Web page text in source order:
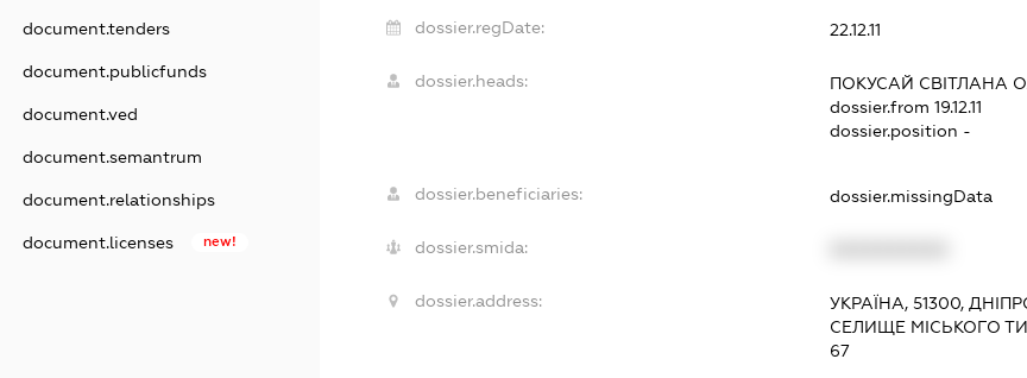
document.tenders
document.publicfunds
document.ved
document.semantrum
document.relationships
document.licenses new!
dossier.regDate: 22.12.11
dossier.heads: ПОКУСАЙ СВІТЛАНА
dossier.from 19.12.11
dossier.position -
dossier.beneficiaries: dossier.missingData
dossier.smida:
dossier.address:
УКРАЇНА, 51300,
СЕЛИЩЕ МІСЬКОГО
67